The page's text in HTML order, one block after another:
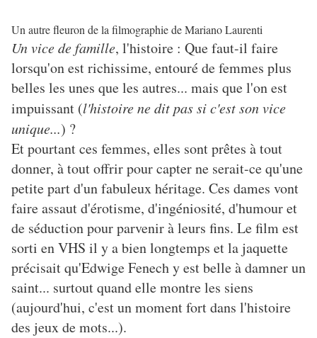
Un autre fleuron de la filmographie de Mariano Laurenti
Un vice de famille, l'histoire : Que faut-il faire
lorsqu'on est richissime, entouré de femmes plus
belles les unes que les autres... mais que l'on est
impuissant (l'histoire ne dit pas si c'est son vice
unique...) ?
Et pourtant ces femmes, elles sont prêtes à tout
donner, à tout offrir pour capter ne serait-ce qu'une
petite part d'un fabuleux héritage. Ces dames vont
faire assaut d'érotisme, d'ingéniosité, d'humour et
de séduction pour parvenir à leurs fins. Le film est
sorti en VHS il y a bien longtemps et la jaquette
précisait qu'Edwige Fenech y est belle à damner un
saint... surtout quand elle montre les siens
(aujourd'hui, c'est un moment fort dans l'histoire
des jeux de mots...).